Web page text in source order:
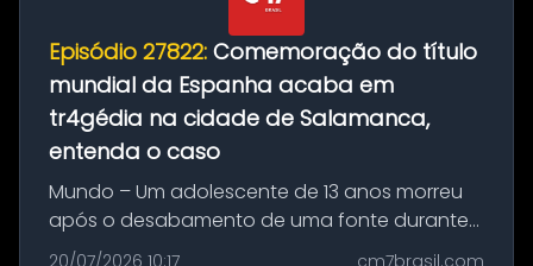
Episódio 27822: Comemoração do título
mundial da Espanha acaba em
tr4gédia na cidade de Salamanca,
entenda o caso
Mundo – Um adolescente de 13 anos morreu
após o desabamento de uma fonte durante
as comemorações pelo título da Copa do
20/07/2026 10:17 cm7brasil.com